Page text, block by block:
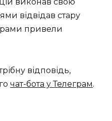
виконав свою
відвідав стару
привели
відповідь,
чат-бота у Телеграм.